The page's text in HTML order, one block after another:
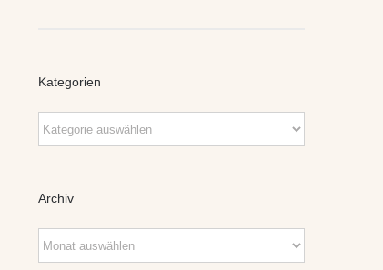
Kategorien
Kategorien
Archiv
Archiv